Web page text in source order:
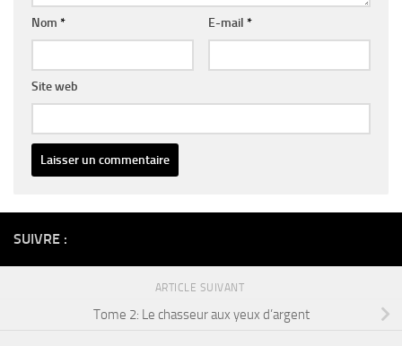
Nom * E-mail *
Site web
SUIVRE :
ARTICLE SUIVANT
Tome 2: Le chasseur aux yeux d’argent